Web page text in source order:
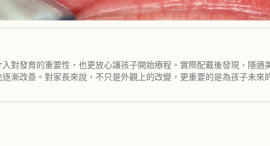
發育的重要性，也更放心讓孩子開始療程。實際配戴後發現，隱適
漸改善。對家長來說，不只是外觀上的改變，更重要的是為孩子未來